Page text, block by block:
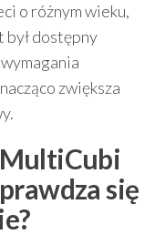
o różnym wieku,
był dostępny
zwiększa
się